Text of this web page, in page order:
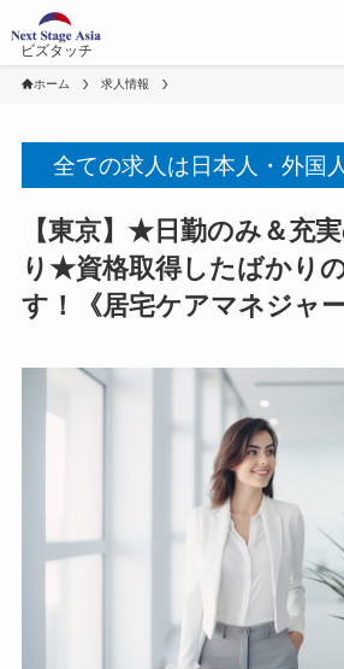
ビズタッチ
ホーム 求人情報
全ての求人は日本人・外国
【東京】★日勤のみ＆充
り★資格取得したばかり
す！《居宅ケアマネジャー